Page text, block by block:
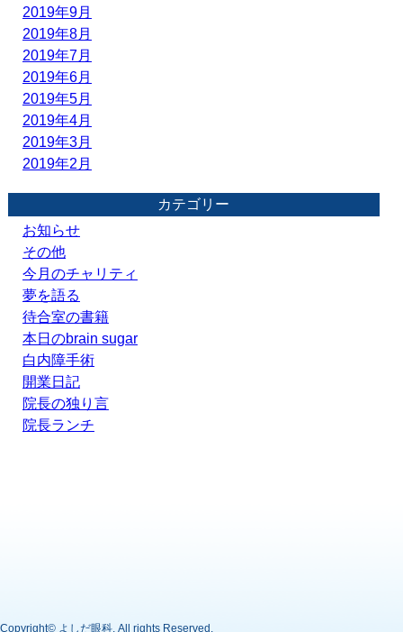
2019年9月
2019年8月
2019年7月
2019年6月
2019年5月
2019年4月
2019年3月
2019年2月
カテゴリー
お知らせ
その他
今月のチャリティ
夢を語る
待合室の書籍
本日のbrain sugar
白内障手術
開業日記
院長の独り言
院長ランチ
Copyright© よしだ眼科. All rights Reserved.